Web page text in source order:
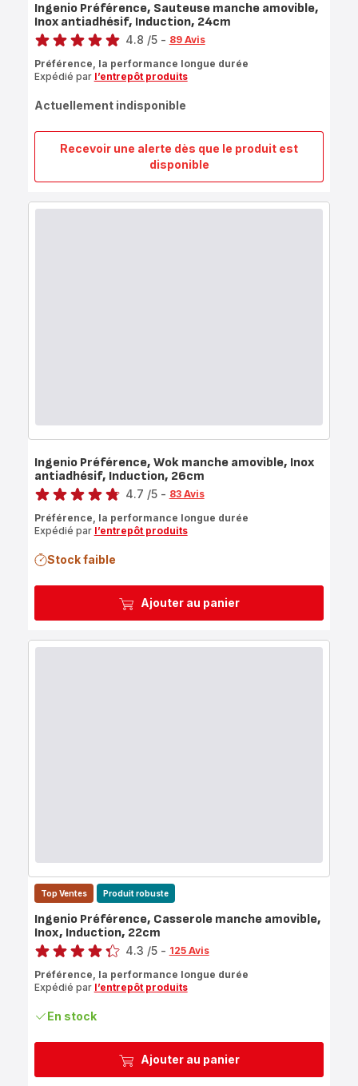
Recevoir une alerte dès que le produit est
disponible
Ingenio
Préférence,
manche
Ingenio Préférence, Sauteuse manche amovible,
Inox antiadhésif, Induction, 24cm
Note
4.8 /5 - 89 Avis
Préférence, la performance longue durée
Expédié par l’entrepôt produits
Actuellement indisponible
Ajouter au panier
Ingenio Préférence, Wok manche amovible, Inox
antiadhésif, Induction, 26cm
Note
4.7 /5 - 83 Avis
Préférence, la performance longue durée
Expédié par l’entrepôt produits
Stock faible
Ajouter au panier
Top Ventes Produit robuste
Ingenio Préférence, Casserole manche amovible,
Inox, Induction, 22cm
Note
4.3 /5 - 125 Avis
Préférence, la performance longue durée
Expédié par l’entrepôt produits
En stock